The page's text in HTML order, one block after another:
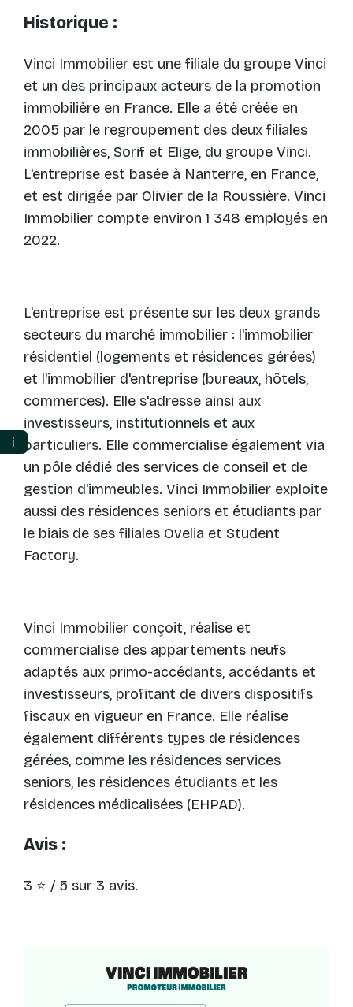
Historique :
Vinci Immobilier est une filiale du groupe Vinci
et un des principaux acteurs de la promotion
immobilière en France. Elle a été créée en
2005 par le regroupement des deux filiales
immobilières, Sorif et Elige, du groupe Vinci.
L'entreprise est basée à Nanterre, en France,
et est dirigée par Olivier de la Roussière. Vinci
Immobilier compte environ 1 348 employés en
2022​.
L'entreprise est présente sur les deux grands
secteurs du marché immobilier : l'immobilier
résidentiel (logements et résidences gérées)
et l'immobilier d'entreprise (bureaux, hôtels,
commerces). Elle s'adresse ainsi aux
investisseurs, institutionnels et aux
particuliers. Elle commercialise également via
un pôle dédié des services de conseil et de
gestion d'immeubles. Vinci Immobilier exploite
aussi des résidences seniors et étudiants par
le biais de ses filiales Ovelia et Student
Factory​​.
Vinci Immobilier conçoit, réalise et
commercialise des appartements neufs
adaptés aux primo-accédants, accédants et
investisseurs, profitant de divers dispositifs
fiscaux en vigueur en France. Elle réalise
également différents types de résidences
gérées, comme les résidences services
seniors, les résidences étudiants et les
résidences médicalisées (EHPAD)​​.
Avis :
3 ⭐ / 5 sur 3 avis.
ℹ️